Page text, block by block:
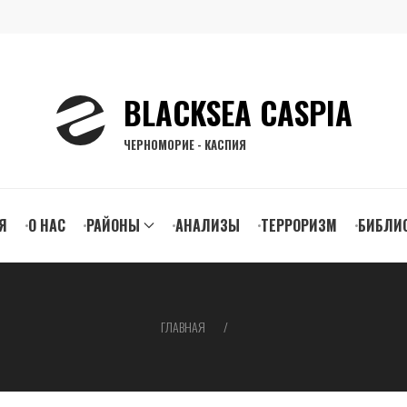
BLACKSEA CASPIA
ЧЕРНОМОРИЕ - КАСПИЯ
О НАС РАЙОНЫ АНАЛИЗЫ ТЕРРОРИЗМ
ГЛАВНАЯ